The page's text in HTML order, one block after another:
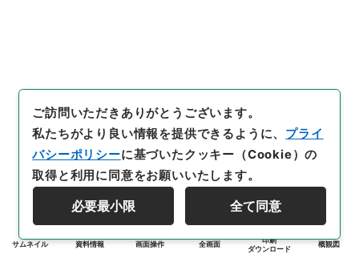
サムネイル 資料情報 画面操作 全画面
印刷
ダウンロード
概観図
ご訪問いただきありがとうございます。
私たちがより良い情報を提供できるように、 プライ
バシーポリシーに基づいたクッキー（Cookie）の
取得と利用に同意をお願いいたします。
必要最小限 全て同意